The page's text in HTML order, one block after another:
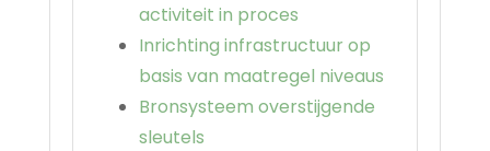
activiteit in proces
Inrichting infrastructuur op
basis van maatregel niveaus
Bronsysteem overstijgende
sleutels